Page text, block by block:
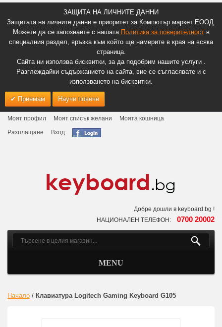
ЗАЩИТА НА ЛИЧНИТЕ ДАННИ
Защитата на личните данни е приоритет за Компютър маркет ЕООД.
Можете да се запознаете с нашатаПолитика за поверителноств
специалния раздел, връзка към който ще намерите в края на всяка
страница.
Сайта ни използва бисквитки, за да подобрим нашите услуги .
Разглеждайки съдържанието на сайта, вие се съгласявате и с
използването на бисквитки.
Приемам Научи повече
Моят профил Моят списък желани
Моята кошница
Разплащане
Вход
Добре дошли в keyboard.bg !
НАЦИОНАЛЕН ТЕЛЕФОН: 0700 20002
MENU
Начало / Клавиатура Logitech Gaming Keyboard G105